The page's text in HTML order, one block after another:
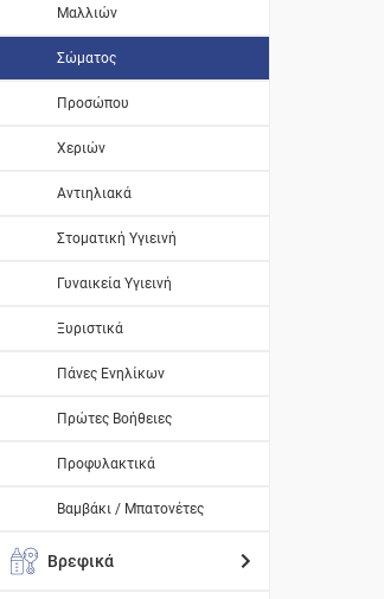
Μαλλιών
Σώματος
Προσώπου
Χεριών
Αντιηλιακά
Στοματική Υγιεινή
Γυναικεία Υγιεινή
Ξυριστικά
Πάνες Ενηλίκων
Πρώτες Βοήθειες
Προφυλακτικά
Βαμβάκι / Μπατονέτες
Βρεφικά